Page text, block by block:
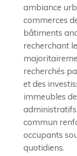
ambiance
commerces
bâtiments
recherchant
recherchés
et des
immeubles
commun
occupants
quotidiens.